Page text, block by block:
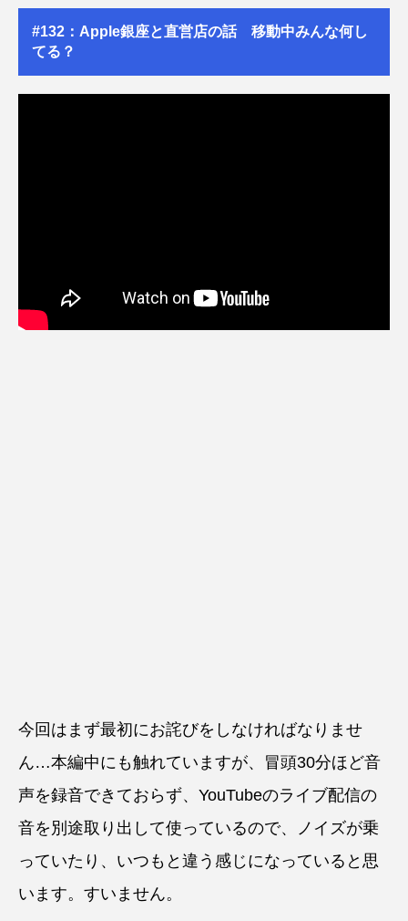
#132：Apple銀座と直営店の話 移動中みんな何し
てる？
今回はまず最初にお詫びをしなければなりませ
ん…本編中にも触れていますが、冒頭30分ほど音
声を録音できておらず、YouTubeのライブ配信の
音を別途取り出して使っているので、ノイズが乗
っていたり、いつもと違う感じになっていると思
います。すいません。